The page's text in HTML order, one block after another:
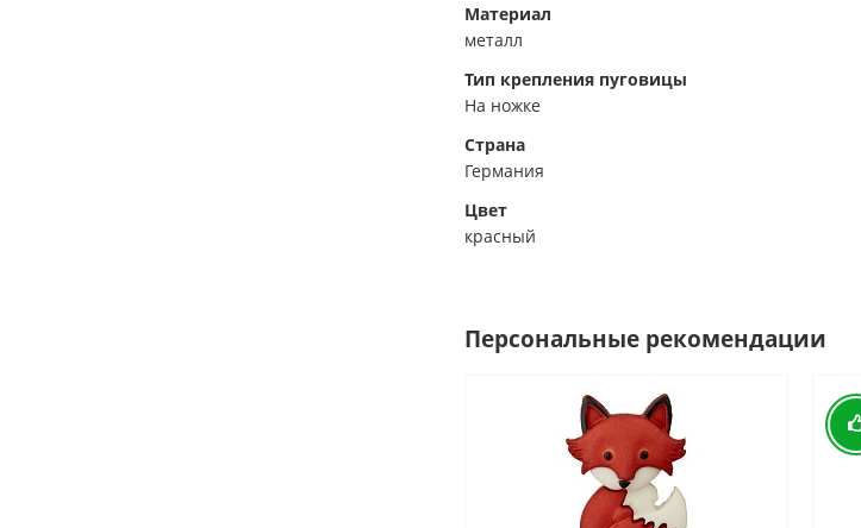
Материал
металл
Тип крепления пуговицы
На ножке
Страна
Германия
Цвет
красный
Персональные рекомендации